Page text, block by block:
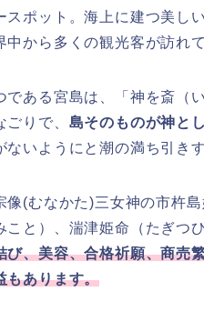
スポット。海上に建つ美し
中から多くの観光客が訪れ
である宮島は、「神を斎（
りで、 島そのものが神と
ないようにと潮の満ち引き
像(むなかた)三女神の市杵
こと）、湍津姫命（たぎ
び、美容、合格祈願、商売
もあります。